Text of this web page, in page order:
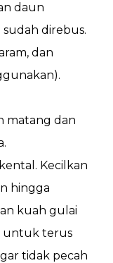
daun
direbus.
dan
matang dan
Kecilkan
hingga
kuah gulai
untuk terus
tidak pecah